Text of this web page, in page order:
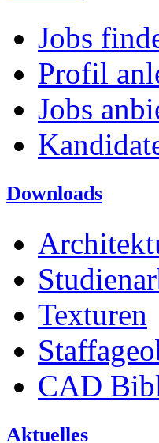
Jobs
Profil
Jobs
Downloads
Texturen
CAD
Aktuelles